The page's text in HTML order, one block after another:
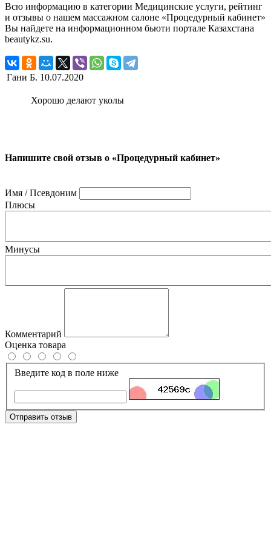
Всю информацию в категории Медицинские услуги, рейтинг
и отзывы о нашем массажном салоне «Процедурный кабинет»
Вы найдете на информационном бьюти портале Казахстана
beautykz.su.
Гани Б. 10.07.2020
Хорошо делают уколы
Напишите свой отзыв о «Процедурный кабинет»
Имя / Псевдоним
Плюсы
Минусы
Комментарий
Оценка товара
Введите код в поле ниже
Отправить отзыв